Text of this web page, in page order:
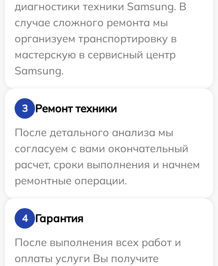
диагностики техники Samsung. В
случае сложного ремонта мы
организуем транспортировку в
мастерскую в сервисный центр
Samsung.
3
Ремонт техники
После детального анализа мы
согласуем с вами окончательный
расчет, сроки выполнения и начнем
ремонтные операции.
4
Гарантия
После выполнения всех работ и
оплаты услуги Вы получите